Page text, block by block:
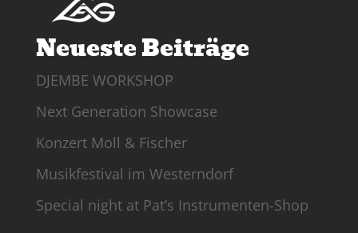
Neueste Beiträge
DJEMBE WORKSHOP
Next Generation Showcase
Konzert Moll & Fischer
Musikfestival im Westerndorf
Special night at Pat’s Instrumenten-Shop